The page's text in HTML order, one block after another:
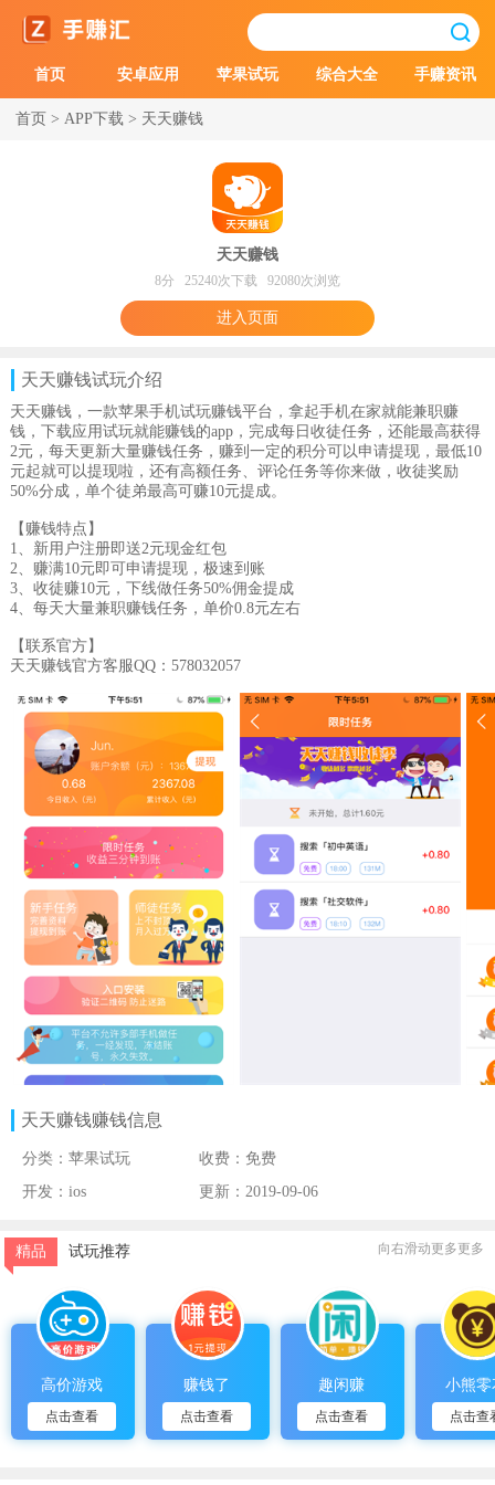
首页 安卓应用 苹果试玩 综合大全 手赚资讯
首页 > APP下载 > 天天赚钱
天天赚钱
8分 25240次下载 92080次浏览
进入页面
天天赚钱试玩介绍
天天赚钱，一款苹果手机试玩赚钱平台，拿起手机在家就能兼职赚
钱，下载应用试玩就能赚钱的app，完成每日收徒任务，还能最高获得
2元，每天更新大量赚钱任务，赚到一定的积分可以申请提现，最低10
元起就可以提现啦，还有高额任务、评论任务等你来做，收徒奖励
50%分成，单个徒弟最高可赚10元提成。
【赚钱特点】
1、新用户注册即送2元现金红包
2、赚满10元即可申请提现，极速到账
3、收徒赚10元，下线做任务50%佣金提成
4、每天大量兼职赚钱任务，单价0.8元左右
【联系官方】
天天赚钱官方客服QQ：578032057
天天赚钱赚钱信息
分类：苹果试玩
收费：免费
开发：ios
更新：2019-09-06
向右滑动更多更多
精品 试玩推荐
高价游戏
点击查看
赚钱了
点击查看
趣闲赚
点击查看
小熊零
点击查